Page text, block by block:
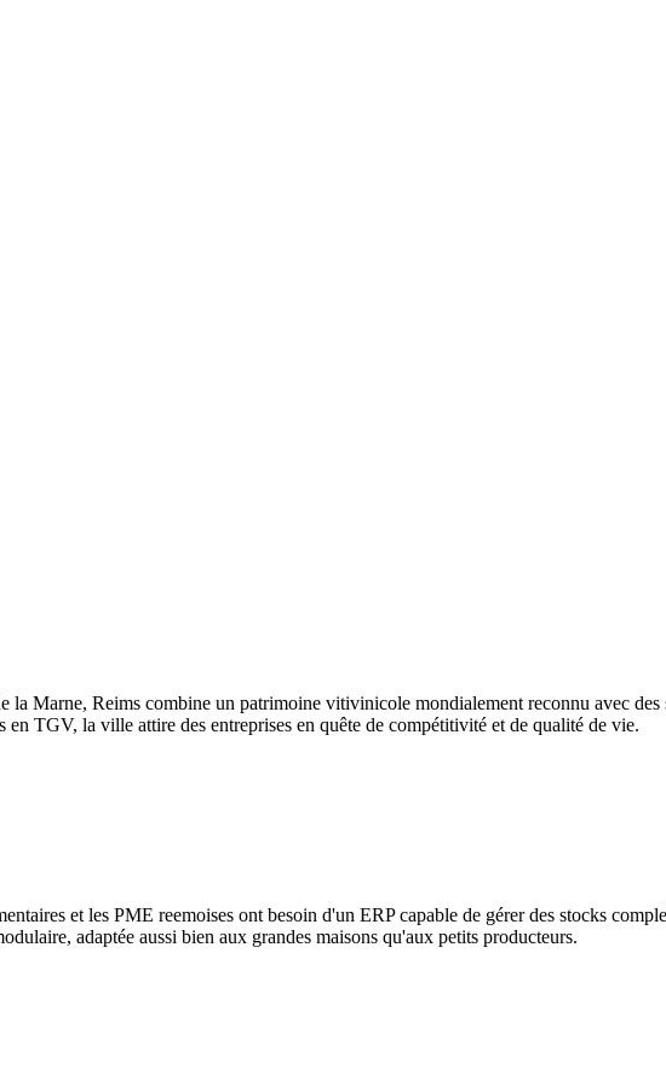
la Marne, Reims combine un patrimoine vitivinicole mondialement reconnu avec
en TGV, la ville attire des entreprises en quête de compétitivité et de qualité de vie.
et les PME reemoises ont besoin d'un ERP capable de gérer des stocks
adaptée aussi bien aux grandes maisons qu'aux petits producteurs.